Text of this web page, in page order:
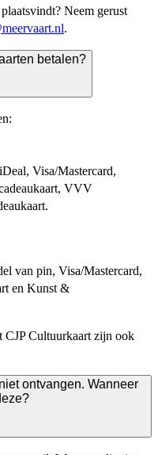
Neem gerust
.
betalen?
Visa/Mastercard,
VVV
van pin, Visa/Mastercard,
en Kunst &
CJP Cultuurkaart zijn ook
ontvangen. Wanneer